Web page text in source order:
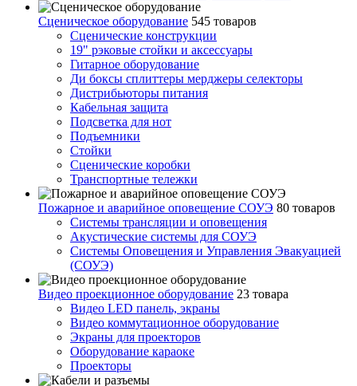
Сценическое оборудование 545 товаров
Сценические конструкции
19" рэковые стойки и аксесcуары
Гитарное оборудование
Ди боксы сплиттеры мерджеры селекторы
Дистрибьюторы питания
Кабельная защита
Подсветка для нот
Подъемники
Стойки
Сценические коробки
Транспортные тележки
Пожарное и аварийное оповещение СОУЭ 80 товаров
Cистемы трансляции и оповещения
Акустические системы для СОУЭ
Системы Оповещения и Управления Эвакуацией
(СОУЭ)
Видео проекционное оборудование 23 товара
Видео LED панель, экраны
Видео коммутационное оборудование
Экраны для проекторов
Оборудование караоке
Проекторы